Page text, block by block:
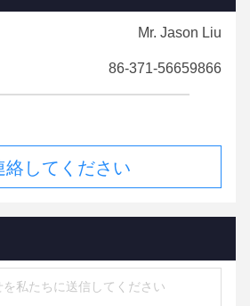
Mr. Jason Liu
86-371-56659866
絡してください